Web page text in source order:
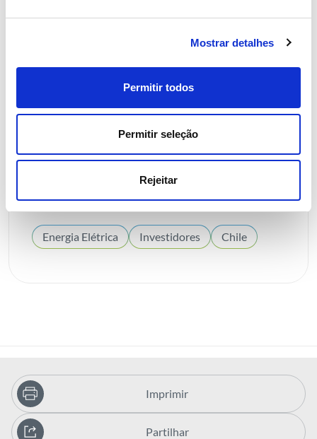
Mostrar detalhes
Permitir todos
Permitir seleção
Rejeitar
REN adquire portfólio de ativos
de transmissão de eletricidade no
Energia Elétrica Investidores Chile
Imprimir
Partilhar